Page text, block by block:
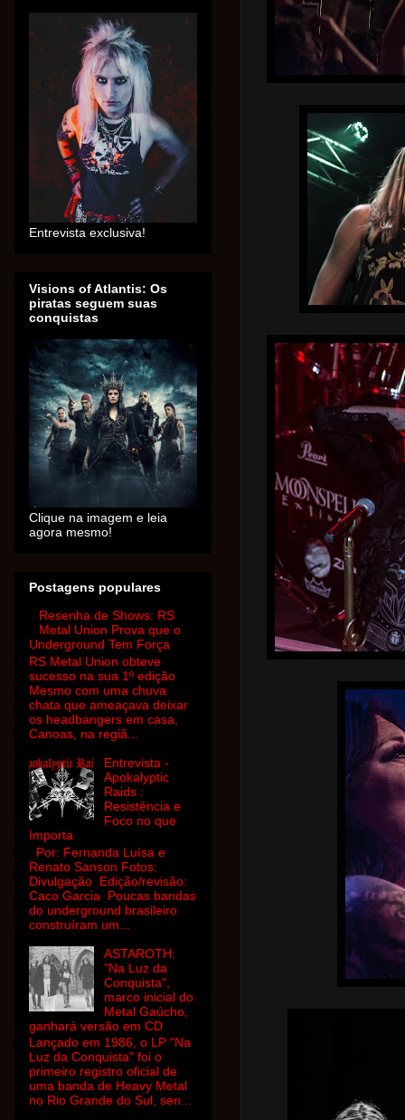
Entrevista exclusiva!
Visions of Atlantis: Os
piratas seguem suas
conquistas
Clique na imagem e leia
agora mesmo!
Postagens populares
Resenha de Shows: RS
Metal Union Prova que o
Underground Tem Força
RS Metal Union obteve
sucesso na sua 1º edição
Mesmo com uma chuva
chata que ameaçava deixar
os headbangers em casa,
Canoas, na regiã...
Entrevista -
Apokalyptic
Raids :
Resistência e
Foco no que
Importa
Por: Fernanda Luísa e
Renato Sanson Fotos:
Divulgação Edição/revisão:
Caco Garcia Poucas bandas
do underground brasileiro
construíram um...
ASTAROTH:
"Na Luz da
Conquista",
marco inicial do
Metal Gaúcho,
ganhará versão em CD
Lançado em 1986, o LP "Na
Luz da Conquista" foi o
primeiro registro oficial de
uma banda de Heavy Metal
no Rio Grande do Sul, sen...